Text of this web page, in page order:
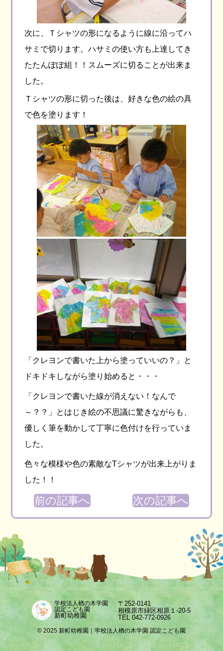
次に、Ｔシャツの形になるように線に沿ってハ
サミで切ります。ハサミの使い方も上達してき
たたんぽぽ組！！スムーズに切ることが出来ま
した。
Ｔシャツの形に切った後は、好きな色の絵の具
で色を塗ります！
「クレヨンで書いた上から塗っていいの？」と
ドキドキしながら塗り始めると・・・
「クレヨンで書いた線が消えない！なんで
～？？」とはじき絵の不思議に驚きながらも、
優しく筆を動かして丁寧に色付けを行っていま
した。
色々な模様や色の素敵なTシャツが出来上がりま
した！！
前の記事へ 次の記事へ
学校法人楢の木学園
認定こども園
新町幼稚園
〒252-0141
相模原市緑区相原１-20-5
TEL 042-772-0926
© 2025 新町幼稚園｜学校法人楢の木学園 認定こども園